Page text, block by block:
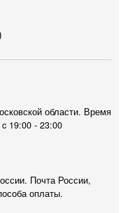
области. Время
19:00 - 23:00
Почта России,
оплаты.